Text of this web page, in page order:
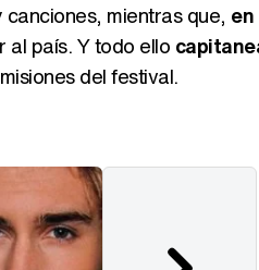
mientras que,
país. Y todo ello
del festival.